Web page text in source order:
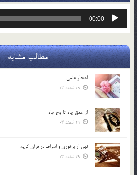
پخش‌کننده
00:00
مطالب مشابه
اعجاز علمی
29 اسفند 03
از عمق چاه تا اوج جاه
29 اسفند 03
نهي از پرخوري و اسراف در قرآن کريم
29 اسفند 03